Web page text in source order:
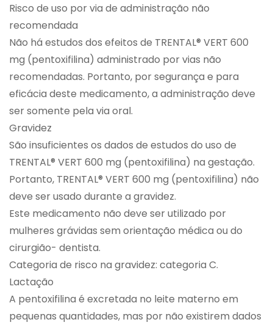
Risco de uso por via de administração não
recomendada
Não há estudos dos efeitos de TRENTAL® VERT 600
mg (pentoxifilina) administrado por vias não
recomendadas. Portanto, por segurança e para
eficácia deste medicamento, a administração deve
ser somente pela via oral.
Gravidez
São insuficientes os dados de estudos do uso de
TRENTAL® VERT 600 mg (pentoxifilina) na gestação.
Portanto, TRENTAL® VERT 600 mg (pentoxifilina) não
deve ser usado durante a gravidez.
Este medicamento não deve ser utilizado por
mulheres grávidas sem orientação médica ou do
cirurgião- dentista.
Categoria de risco na gravidez: categoria C.
Lactação
A pentoxifilina é excretada no leite materno em
pequenas quantidades, mas por não existirem dados